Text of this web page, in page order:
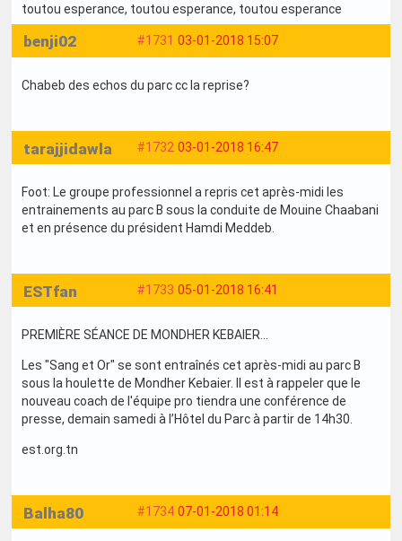
toutou esperance, toutou esperance, toutou esperance
#1731 03-01-2018 15:07
benji02
Chabeb des echos du parc cc la reprise?
#1732 03-01-2018 16:47
tarajjidawla
Foot: Le groupe professionnel a repris cet après-midi les
entrainements au parc B sous la conduite de Mouine Chaabani
et en présence du président Hamdi Meddeb.
#1733 05-01-2018 16:41
ESTfan
PREMIÈRE SÉANCE DE MONDHER KEBAIER...
Les "Sang et Or" se sont entraînés cet après-midi au parc B
sous la houlette de Mondher Kebaier. Il est à rappeler que le
nouveau coach de l'équipe pro tiendra une conférence de
presse, demain samedi à l’Hôtel du Parc à partir de 14h30.
est.org.tn
#1734 07-01-2018 01:14
Balha80